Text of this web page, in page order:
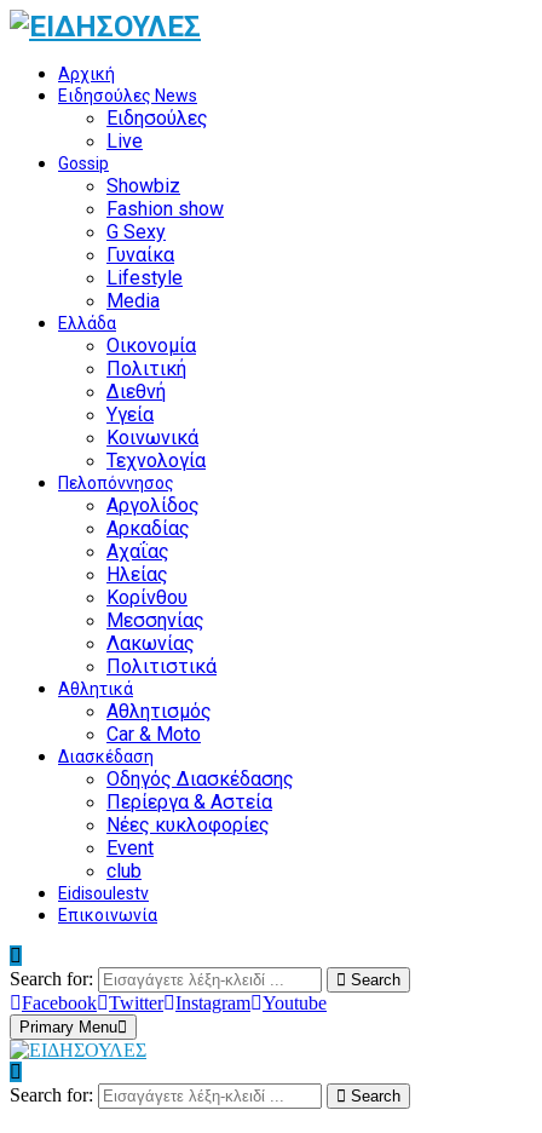
Αρχική
Ειδησούλες News
Ειδησούλες
Live
Gossip
Showbiz
Fashion show
G Sexy
Γυναίκα
Lifestyle
Media
Ελλάδα
Οικονομία
Πολιτική
Διεθνή
Υγεία
Κοινωνικά
Τεχνολογία
Πελοπόννησος
Αργολίδος
Αρκαδίας
Αχαΐας
Ηλείας
Κορίνθου
Μεσσηνίας
Λακωνίας
Πολιτιστικά
Αθλητικά
Αθλητισμός
Car & Moto
Διασκέδαση
Οδηγός Διασκέδασης
Περίεργα & Αστεία
Νέες κυκλοφορίες
Event
club
Eidisoulestv
Επικοινωνία
Search for: Search
Facebook Twitter Instagram Youtube
Primary Menu
Search for: Search